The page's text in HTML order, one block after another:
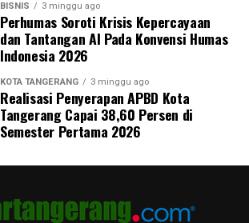
BISNIS 3 minggu ago
Perhumas Soroti Krisis Kepercayaan
dan Tantangan AI Pada Konvensi Humas
Indonesia 2026
KOTA TANGERANG 3 minggu ago
Realisasi Penyerapan APBD Kota
Tangerang Capai 38,60 Persen di
Semester Pertama 2026